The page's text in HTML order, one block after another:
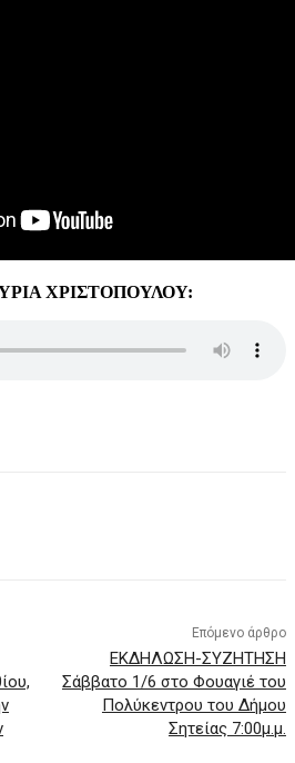
ΧΡΙΣΤΟΠΟΥΛΟΥ:
Επόμενο άρθρο
ΕΚΔΗΛΩΣΗ-ΣΥΖΗΤΗΣΗ
Σάββατο 1/6 στο Φουαγιέ του
Πολύκεντρου του Δήμου
Σητείας 7:00μ.μ.